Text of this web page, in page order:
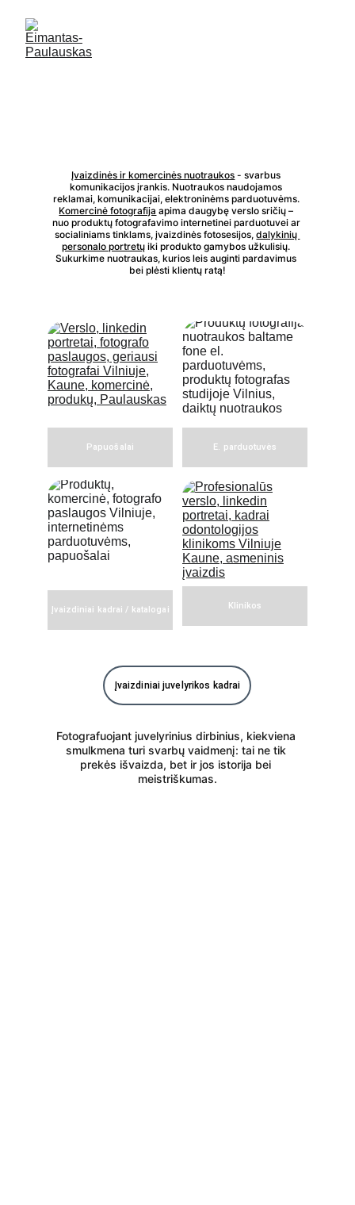
Įvaizdinės ir komercinės nuotraukos - svarbus
komunikacijos įrankis. Nuotraukos naudojamos
reklamai, komunikacijai, elektroninėms parduotuvėms.
Komercinė fotografija apima daugybę verslo sričių –
nuo produktų fotografavimo internetinei parduotuvei ar
socialiniams tinklams, įvaizdinės fotosesijos, dalykinių
personalo portretų iki produkto gamybos užkulisių.
Sukurkime nuotraukas, kurios leis auginti pardavimus
bei plėsti klientų ratą!
Įvaizdiniai kadrai / katalogai
Papuošalai
Klinikos
E. parduotuvės
Įvaizdiniai juvelyrikos kadrai
Fotografuojant juvelyrinius dirbinius, kiekviena
smulkmena turi svarbų vaidmenį: tai ne tik
prekės išvaizda, bet ir jos istorija bei
meistriškumas.